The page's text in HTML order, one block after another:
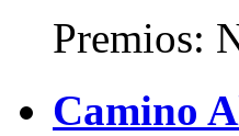
Premios:
Camino